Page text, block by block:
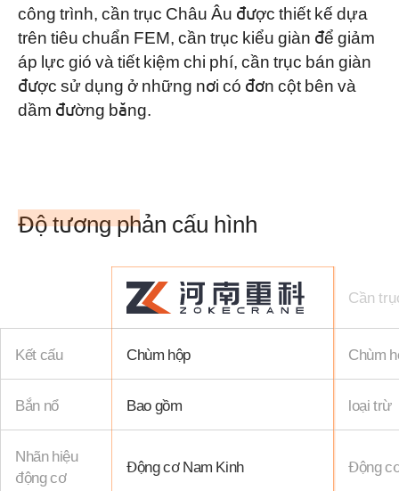
công trình, cần trục Châu Âu được thiết kế dựa
trên tiêu chuẩn FEM, cần trục kiểu giàn để giảm
áp lực gió và tiết kiệm chi phí, cần trục bán giàn
được sử dụng ở những nơi có đơn cột bên và
dầm đường băng.
Độ tương phản cấu hình
Cần
Kết cấu Chùm hộp Chùm
Bắn nổ Bao gồm loại trừ
Nhãn hiệu
động cơ
Động cơ Nam Kinh Động